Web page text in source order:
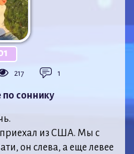
217 1
по соннику
из США. Мы с
он слева, а еще левее